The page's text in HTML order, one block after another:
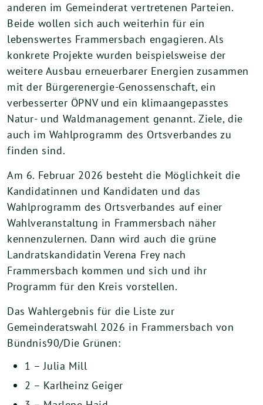
anderen im Gemeinderat vertretenen Parteien.
Beide wollen sich auch weiterhin für ein
lebenswertes Frammersbach engagieren. Als
konkrete Projekte wurden beispielsweise der
weitere Ausbau erneuerbarer Energien zusammen
mit der Bürgerenergie-Genossenschaft, ein
verbesserter ÖPNV und ein klimaangepasstes
Natur- und Waldmanagement genannt. Ziele, die
auch im Wahlprogramm des Ortsverbandes zu
finden sind.
Am 6. Februar 2026 besteht die Möglichkeit die
Kandidatinnen und Kandidaten und das
Wahlprogramm des Ortsverbandes auf einer
Wahlveranstaltung in Frammersbach näher
kennenzulernen. Dann wird auch die grüne
Landratskandidatin Verena Frey nach
Frammersbach kommen und sich und ihr
Programm für den Kreis vorstellen.
Das Wahlergebnis für die Liste zur
Gemeinderatswahl 2026 in Frammersbach von
Bündnis90/Die Grünen:
1 – Julia Mill
2 – Karlheinz Geiger